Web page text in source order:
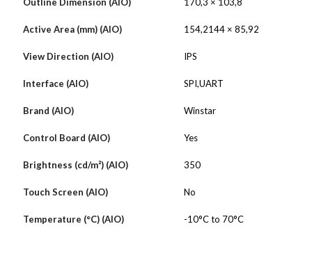
Outline Dimension (AIO) 170,3 × 103,8
Active Area (mm) (AIO) 154,2144 × 85,92
View Direction (AIO) IPS
Interface (AIO) SPI,UART
Brand (AIO) Winstar
Control Board (AIO) Yes
Brightness (cd/m²) (AIO) 350
Touch Screen (AIO) No
Temperature (°C) (AIO) -10°C to 70°C